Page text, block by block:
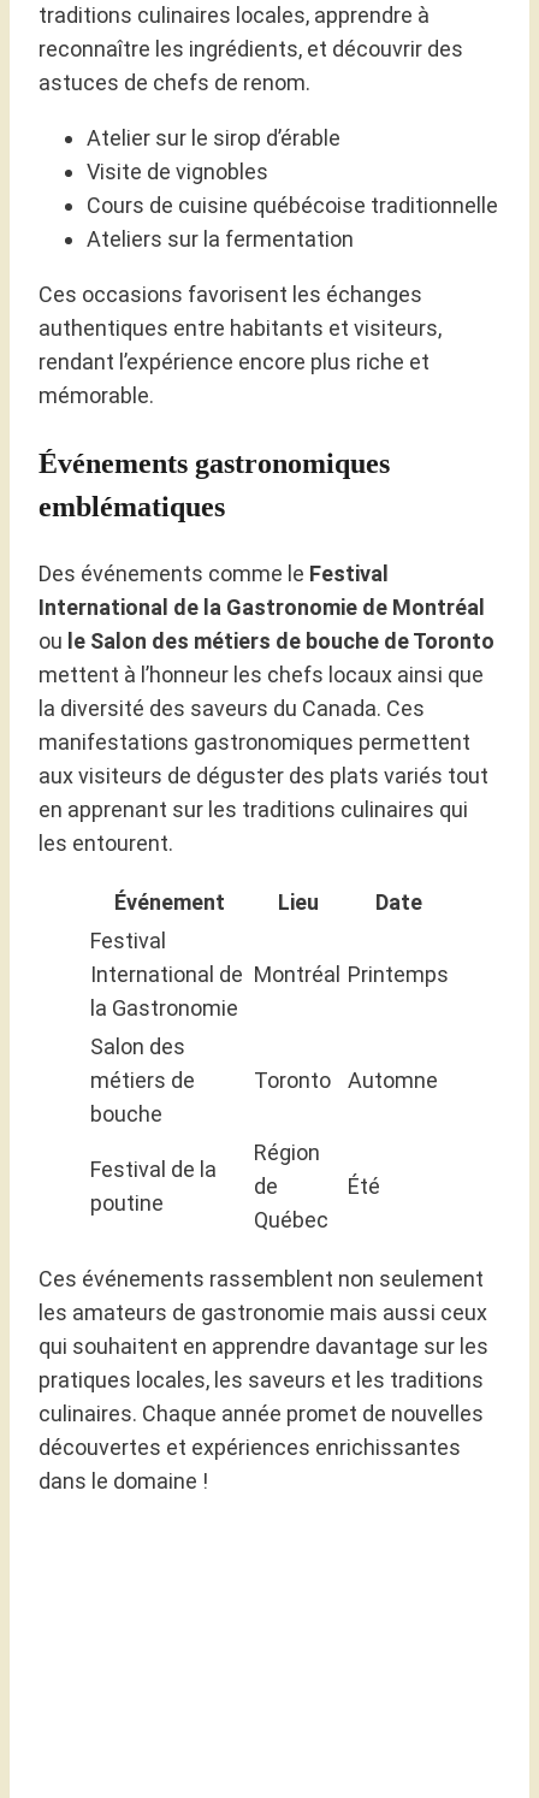
traditions culinaires locales, apprendre à
reconnaître les ingrédients, et découvrir des
astuces de chefs de renom.
Atelier sur le sirop d’érable
Visite de vignobles
Cours de cuisine québécoise traditionnelle
Ateliers sur la fermentation
Ces occasions favorisent les échanges
authentiques entre habitants et visiteurs,
rendant l’expérience encore plus riche et
mémorable.
Événements gastronomiques
emblématiques
Des événements comme le Festival
International de la Gastronomie de Montréal
ou le Salon des métiers de bouche de Toronto
mettent à l’honneur les chefs locaux ainsi que
la diversité des saveurs du Canada. Ces
manifestations gastronomiques permettent
aux visiteurs de déguster des plats variés tout
en apprenant sur les traditions culinaires qui
les entourent.
Événement Lieu
Date
Festival
International de
la Gastronomie
Montréal Printemps
Salon des
métiers de
bouche
Toronto Automne
Festival de la
poutine
Région
de
Québec
Été
Ces événements rassemblent non seulement
les amateurs de gastronomie mais aussi ceux
qui souhaitent en apprendre davantage sur les
pratiques locales, les saveurs et les traditions
culinaires. Chaque année promet de nouvelles
découvertes et expériences enrichissantes
dans le domaine !